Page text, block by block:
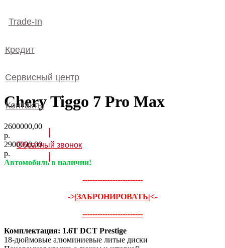
Trade-In
Кредит
Сервисный центр
Контакты
Обратный звонок
Chery Tiggo 7 Pro Max
2600000,00
р.
2900000,00
р.
Автомобиль в наличии!
------------------------
->|ЗАБРОНИРОВАТЬ|<-
------------------------
Комплектация: 1.6T DCT Prestige
18-дюймовые алюминиевые литые диски